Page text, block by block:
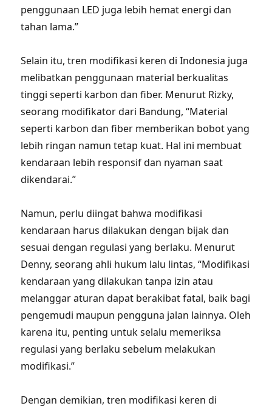
penggunaan LED juga lebih hemat energi dan
tahan lama.”
Selain itu, tren modifikasi keren di Indonesia juga
melibatkan penggunaan material berkualitas
tinggi seperti karbon dan fiber. Menurut Rizky,
seorang modifikator dari Bandung, “Material
seperti karbon dan fiber memberikan bobot yang
lebih ringan namun tetap kuat. Hal ini membuat
kendaraan lebih responsif dan nyaman saat
dikendarai.”
Namun, perlu diingat bahwa modifikasi
kendaraan harus dilakukan dengan bijak dan
sesuai dengan regulasi yang berlaku. Menurut
Denny, seorang ahli hukum lalu lintas, “Modifikasi
kendaraan yang dilakukan tanpa izin atau
melanggar aturan dapat berakibat fatal, baik bagi
pengemudi maupun pengguna jalan lainnya. Oleh
karena itu, penting untuk selalu memeriksa
regulasi yang berlaku sebelum melakukan
modifikasi.”
Dengan demikian, tren modifikasi keren di